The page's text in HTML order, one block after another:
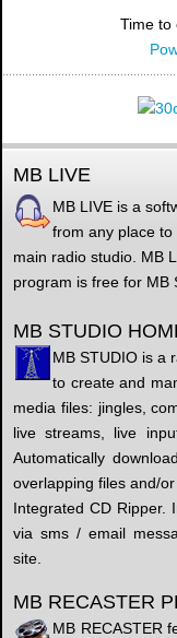
Time to
MB LIVE
MB LIVE is a
from any place
main radio studio. MB
program is free for MB
MB STUDIO
MB STUDIO is a
to create and
media files: jingles,
live streams, live
Automatically
overlapping files and/
Integrated CD Ripper.
via sms / email
site.
MB RECASTER
MB RECASTER